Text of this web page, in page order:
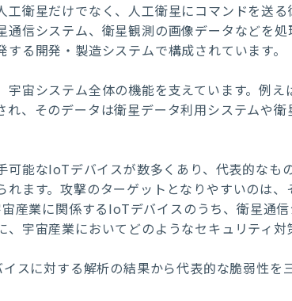
工衛星だけでなく、人工衛星にコマンドを送
信システム、衛星観測の画像データなどを
る開発・製造システムで構成されています。
宇宙システム全体の機能を支えています。例
れ、そのデータは衛星データ利用システムや
可能なIoTデバイスが数多くあり、代表的なも
ます。攻撃のターゲットとなりやすいのは
産業に関係するIoTデバイスのうち、衛星通
宇宙産業においてどのようなセキュリティ対
スに対する解析の結果から代表的な脆弱性を